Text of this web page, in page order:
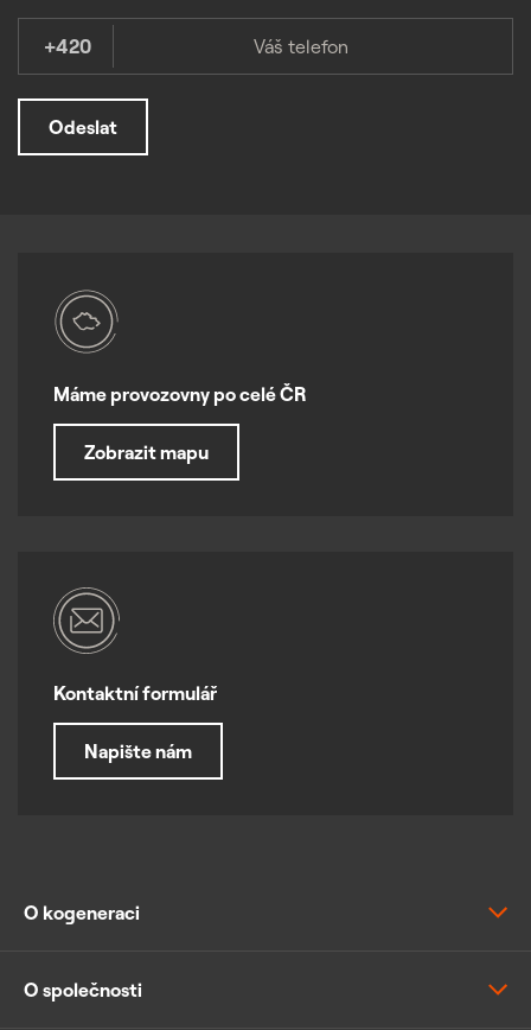
+420
Odeslat
Máme provozovny po celé ČR
Zobrazit mapu
Kontaktní formulář
Napište nám
O kogeneraci
Výhody a principy kogenerace
O společnosti